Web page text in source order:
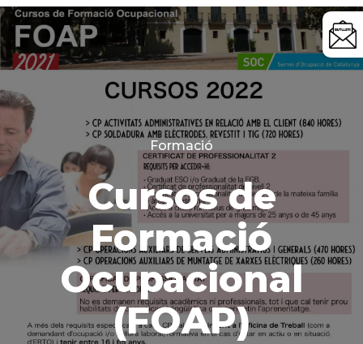
Categories
Formació
Cursos de
Formació
Ocupacional
(FOAP)